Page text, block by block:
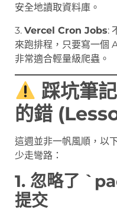
安全地讀取資料庫。
3. Vercel Cron Jobs:
來跑排程，只要寫一個
非常適合輕量級爬蟲。
踩坑筆
的錯
這週並非一帆風順，以
少走彎路：
1. 忽略了
提交